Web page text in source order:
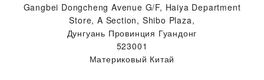
Gangbei Dongcheng Avenue G/F, Haiya Department
Store, A Section, Shibo Plaza,
Дунгуань Провинция Гуандонг
523001
Материковый Китай